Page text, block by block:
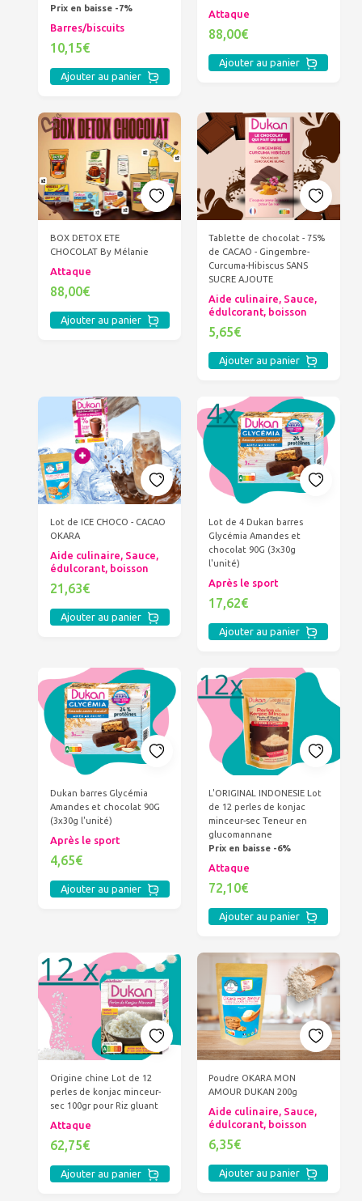
Prix en baisse -7%
Barres/biscuits
10,15€
Ajouter au panier
Attaque
88,00€
Ajouter au panier
BOX DETOX ETE
CHOCOLAT By Mélanie
Attaque
88,00€
Ajouter au panier
Tablette de chocolat - 75%
de CACAO - Gingembre-
Curcuma-Hibiscus SANS
SUCRE AJOUTE
Aide culinaire, Sauce,
édulcorant, boisson
5,65€
Ajouter au panier
Lot de ICE CHOCO - CACAO
OKARA
Aide culinaire, Sauce,
édulcorant, boisson
21,63€
Ajouter au panier
Lot de 4 Dukan barres
Glycémia Amandes et
chocolat 90G (3x30g
l'unité)
Après le sport
17,62€
Ajouter au panier
Dukan barres Glycémia
Amandes et chocolat 90G
(3x30g l'unité)
Après le sport
4,65€
Ajouter au panier
L'ORIGINAL INDONESIE Lot
de 12 perles de konjac
minceur-sec Teneur en
glucomannane
Prix en baisse -6%
Attaque
72,10€
Ajouter au panier
Origine chine Lot de 12
perles de konjac minceur-
sec 100gr pour Riz gluant
Attaque
62,75€
Ajouter au panier
Poudre OKARA MON
AMOUR DUKAN 200g
Aide culinaire, Sauce,
édulcorant, boisson
6,35€
Ajouter au panier